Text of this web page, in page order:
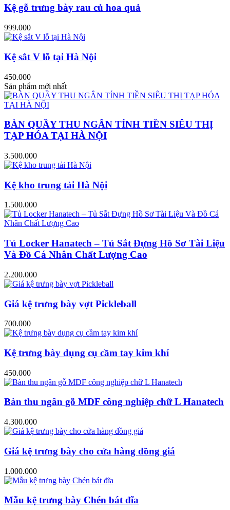
Kệ gỗ trưng bày rau củ hoa quả
999.000
Kệ sắt V lỗ tại Hà Nội
450.000
Sản phẩm mới nhất
BÀN QUẦY THU NGÂN TÍNH TIỀN SIÊU THỊ
TẠP HÓA TẠI HÀ NỘI
3.500.000
Kệ kho trung tải Hà Nội
1.500.000
Tủ Locker Hanatech – Tủ Sắt Đựng Hồ Sơ Tài Liệu
Và Đồ Cá Nhân Chất Lượng Cao
2.200.000
Giá kệ trưng bày vợt Pickleball
700.000
Kệ trưng bày dụng cụ cầm tay kim khí
450.000
Bàn thu ngân gỗ MDF công nghiệp chữ L Hanatech
4.300.000
Giá kệ trưng bày cho cửa hàng đồng giá
1.000.000
Mẫu kệ trưng bày Chén bát đĩa